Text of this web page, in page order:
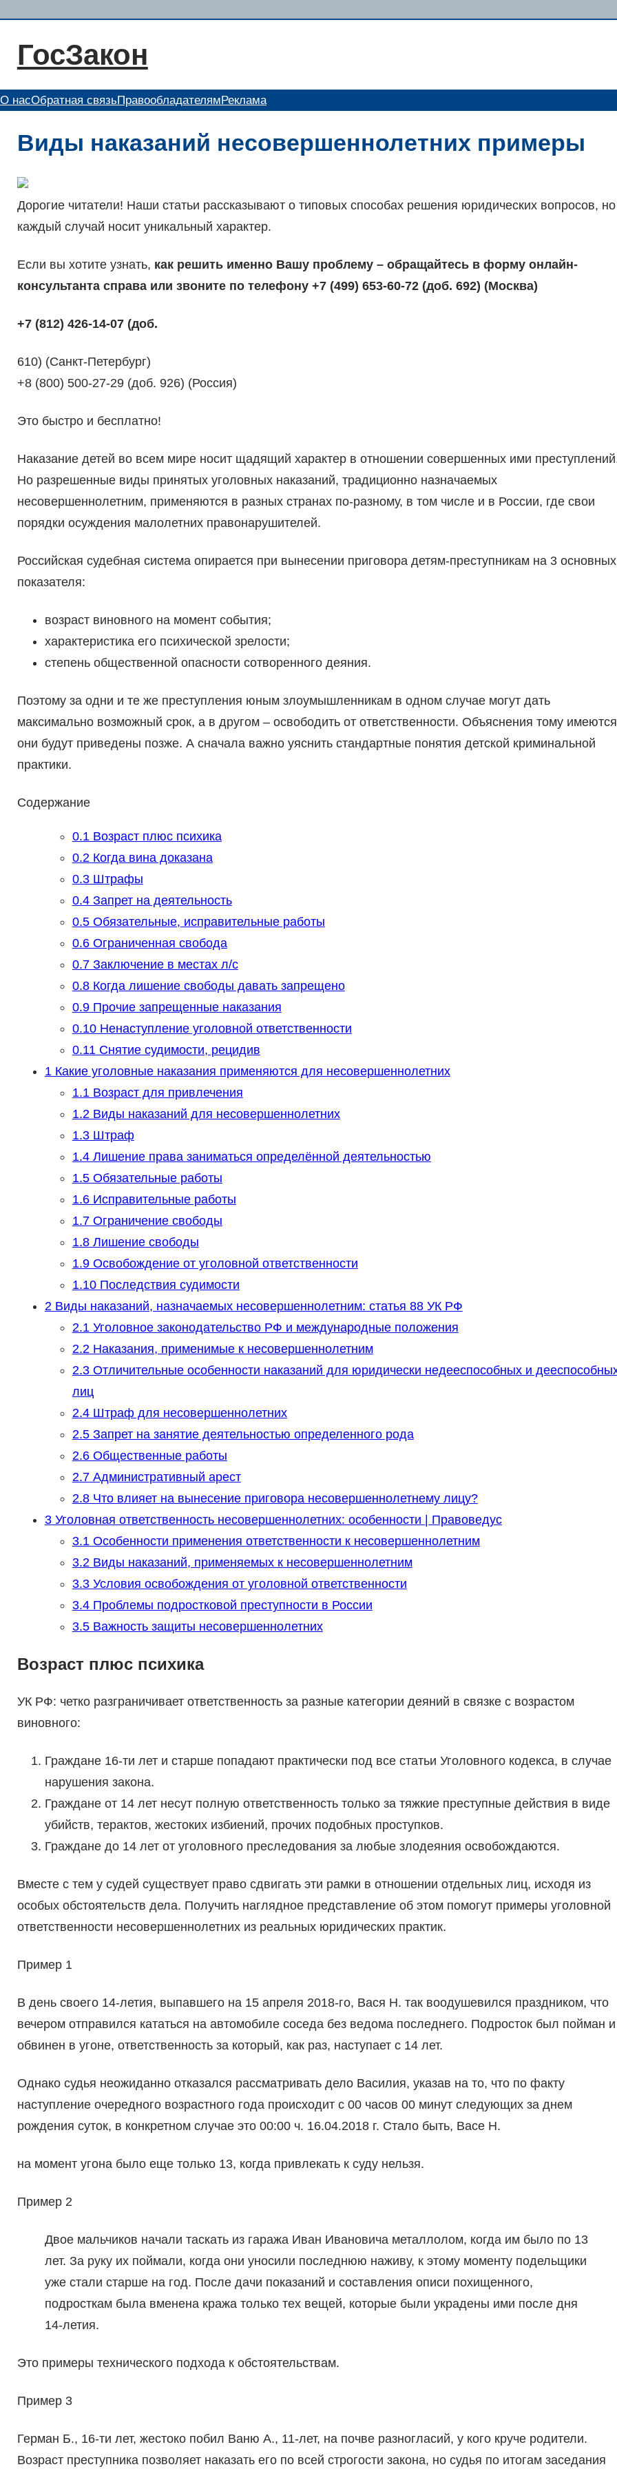
содержимому
ГосЗакон
О насОбратная связьПравообладателям Реклама
Виды наказаний несовершеннолетних примеры
Дорогие читатели! Наши статьи рассказывают о типовых способах решения юридических вопросов, но
каждый случай носит уникальный характер.
Если вы хотите узнать, как решить именно Вашу проблему – обращайтесь в форму онлайн-
консультанта справа или звоните по телефону +7 (499) 653-60-72 (доб. 692) (Москва)
+7 (812) 426-14-07 (доб.
610) (Санкт-Петербург)
+8 (800) 500-27-29 (доб. 926) (Россия)
Это быстро и бесплатно!
Наказание детей во всем мире носит щадящий характер в отношении совершенных ими
Но разрешенные виды принятых уголовных наказаний, традиционно назначаемых
несовершеннолетним, применяются в разных странах по-разному, в том числе и в России, где свои
порядки осуждения малолетних правонарушителей.
Российская судебная система опирается при вынесении приговора детям-преступникам на 3 основных
показателя:
возраст виновного на момент события;
характеристика его психической зрелости;
степень общественной опасности сотворенного деяния.
Поэтому за одни и те же преступления юным злоумышленникам в одном случае могут дать
максимально возможный срок, а в другом – освободить от ответственности. Объяснения тому
они будут приведены позже. А сначала важно уяснить стандартные понятия детской криминальной
практики.
Содержание
0.1Возраст плюс психика
0.2Когда вина доказана
0.3Штрафы
0.4Запрет на деятельность
0.5Обязательные, исправительные работы
0.6Ограниченная свобода
0.7Заключение в местах л/c
0.8Когда лишение свободы давать запрещено
0.9Прочие запрещенные наказания
0.10Ненаступление уголовной ответственности
0.11Снятие судимости, рецидив
1Какие уголовные наказания применяются для несовершеннолетних
1.1Возраст для привлечения
1.2Виды наказаний для несовершеннолетних
1.3Штраф
1.4Лишение права заниматься определённой деятельностью
1.5Обязательные работы
1.6Исправительные работы
1.7Ограничение свободы
1.8Лишение свободы
1.9Освобождение от уголовной ответственности
1.10Последствия судимости
2Виды наказаний, назначаемых несовершеннолетним: статья 88 УК РФ
2.1Уголовное законодательство РФ и международные положения
2.2Наказания, применимые к несовершеннолетним
2.3Отличительные особенности наказаний для юридически недееспособных и
лиц
2.4Штраф для несовершеннолетних
2.5Запрет на занятие деятельностью определенного рода
2.6Общественные работы
2.7Административный арест
2.8Что влияет на вынесение приговора несовершеннолетнему лицу?
3Уголовная ответственность несовершеннолетних: особенности | Правоведус
3.1Особенности применения ответственности к несовершеннолетним
3.2Виды наказаний, применяемых к несовершеннолетним
3.3Условия освобождения от уголовной ответственности
3.4Проблемы подростковой преступности в России
3.5Важность защиты несовершеннолетних
Возраст плюс психика
УК РФ: четко разграничивает ответственность за разные категории деяний в связке с возрастом
виновного:
Граждане 16-ти лет и старше попадают практически под все статьи Уголовного кодекса, в случае
нарушения закона.
Граждане от 14 лет несут полную ответственность только за тяжкие преступные действия в виде
убийств, терактов, жестоких избиений, прочих подобных проступков.
Граждане до 14 лет от уголовного преследования за любые злодеяния освобождаются.
Вместе с тем у судей существует право сдвигать эти рамки в отношении отдельных лиц, исходя из
особых обстоятельств дела. Получить наглядное представление об этом помогут примеры уголовной
ответственности несовершеннолетних из реальных юридических практик.
Пример 1
В день своего 14-летия, выпавшего на 15 апреля 2018-го, Вася Н. так воодушевился праздником, что
вечером отправился кататься на автомобиле соседа без ведома последнего. Подросток был пойман и
обвинен в угоне, ответственность за который, как раз, наступает с 14 лет.
Однако судья неожиданно отказался рассматривать дело Василия, указав на то, что по факту
наступление очередного возрастного года происходит с 00 часов 00 минут следующих за днем
рождения суток, в конкретном случае это 00:00 ч. 16.04.2018 г. Стало быть, Васе Н.
на момент угона было еще только 13, когда привлекать к суду нельзя.
Пример 2
Двое мальчиков начали таскать из гаража Иван Ивановича металлолом, когда им было по 13
лет. За руку их поймали, когда они уносили последнюю наживу, к этому моменту подельщики
уже стали старше на год. После дачи показаний и составления описи похищенного,
подросткам была вменена кража только тех вещей, которые были украдены ими после дня
14-летия.
Это примеры технического подхода к обстоятельствам.
Пример 3
Герман Б., 16-ти лет, жестоко побил Ваню А., 11-лет, на почве разногласий, у кого круче родители.
Возраст преступника позволяет наказать его по всей строгости закона, но судья по итогам заседания